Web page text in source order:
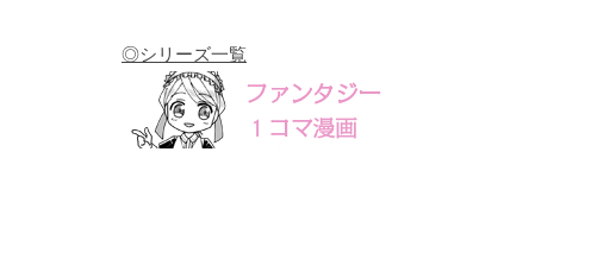
◎シリーズ一覧